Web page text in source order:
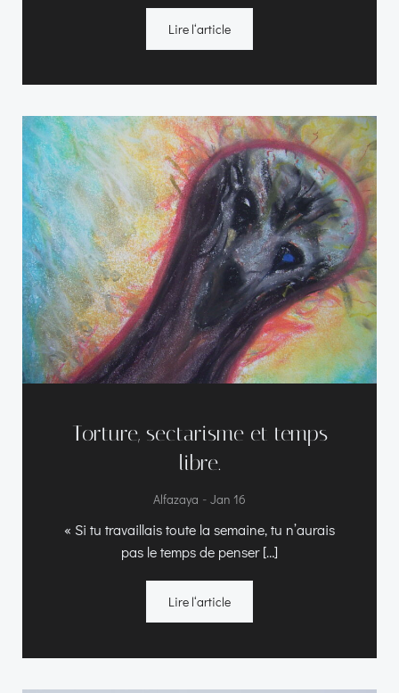
Lire l‘article
Torture, sectarisme et temps
libre.
Alfazaya - Jan 16
« Si tu travaillais toute la semaine, tu n’aurais
pas le temps de penser […]
Lire l‘article